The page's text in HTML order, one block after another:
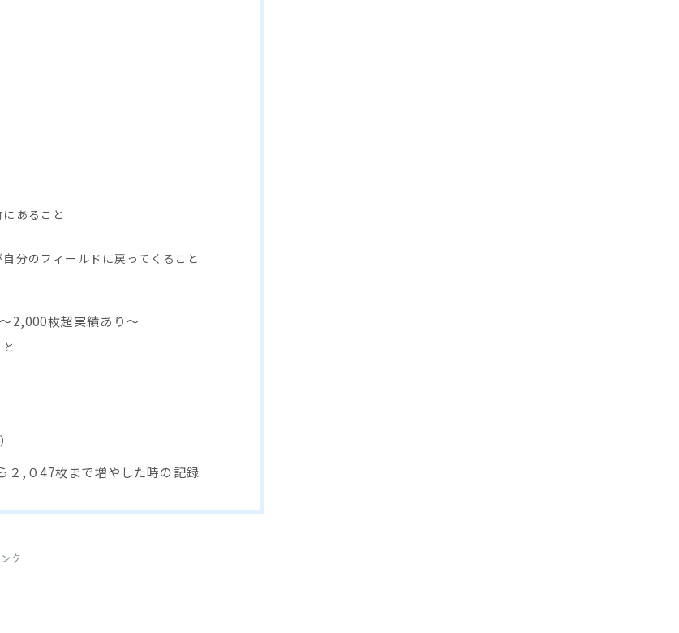
あること
分のフィールドに戻ってくること
2,000枚超実績あり～
２,０47枚まで増やした時の記録
ク